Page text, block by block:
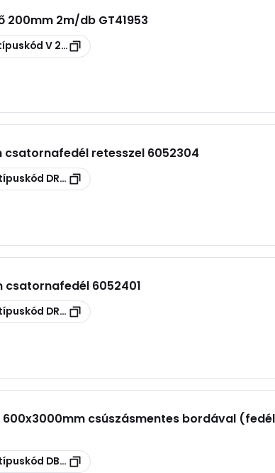
2m/db GT41953
V 200 S
retesszel 6052304
DRL 300 FS
6052401
DRL 400 FS
csúszásmentes bordával
DBKR 600 FS